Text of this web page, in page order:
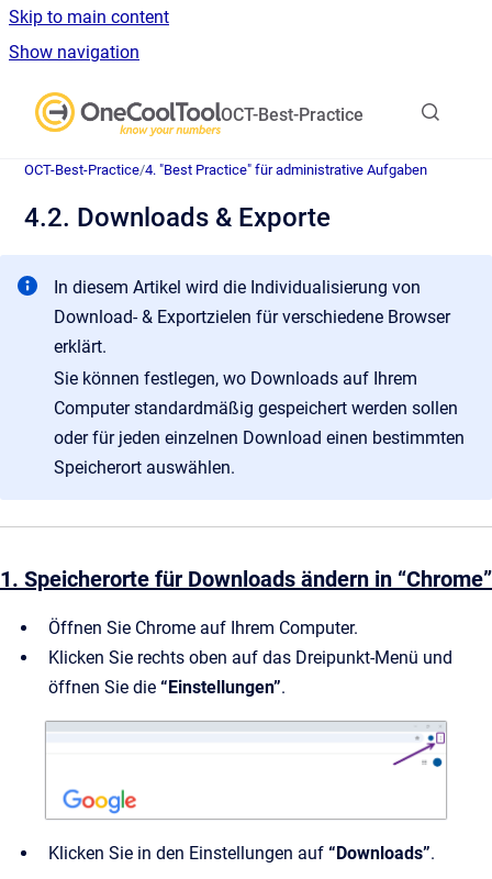
Skip to main content
Show navigation
OCT-Best-Practice
OCT-Best-Practice/4. "Best Practice" für administrative Aufgaben
4.2. Downloads & Exporte
In diesem Artikel wird die Individualisierung von
Download- & Exportzielen für verschiedene Browser
erklärt.
Sie können festlegen, wo Downloads auf Ihrem
Computer standardmäßig gespeichert werden sollen
oder für jeden einzelnen Download einen bestimmten
Speicherort auswählen.
1. Speicherorte für Downloads ändern in “Chrome”
Öffnen Sie Chrome auf Ihrem Computer.
Klicken Sie rechts oben auf das Dreipunkt-Menü und
öffnen Sie die “Einstellungen”.
Klicken Sie in den Einstellungen auf “Downloads”.